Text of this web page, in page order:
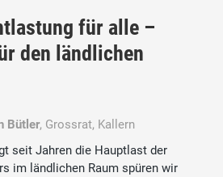
für alle –
den ländlichen
Bütler, Grossrat, Kallern
seit Jahren die Hauptlast der
im ländlichen Raum spüren wir